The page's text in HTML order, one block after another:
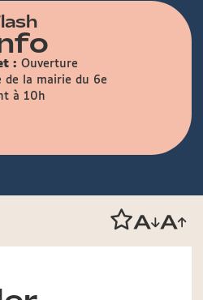
: Ouverture
de la mairie du 6e
à 10h